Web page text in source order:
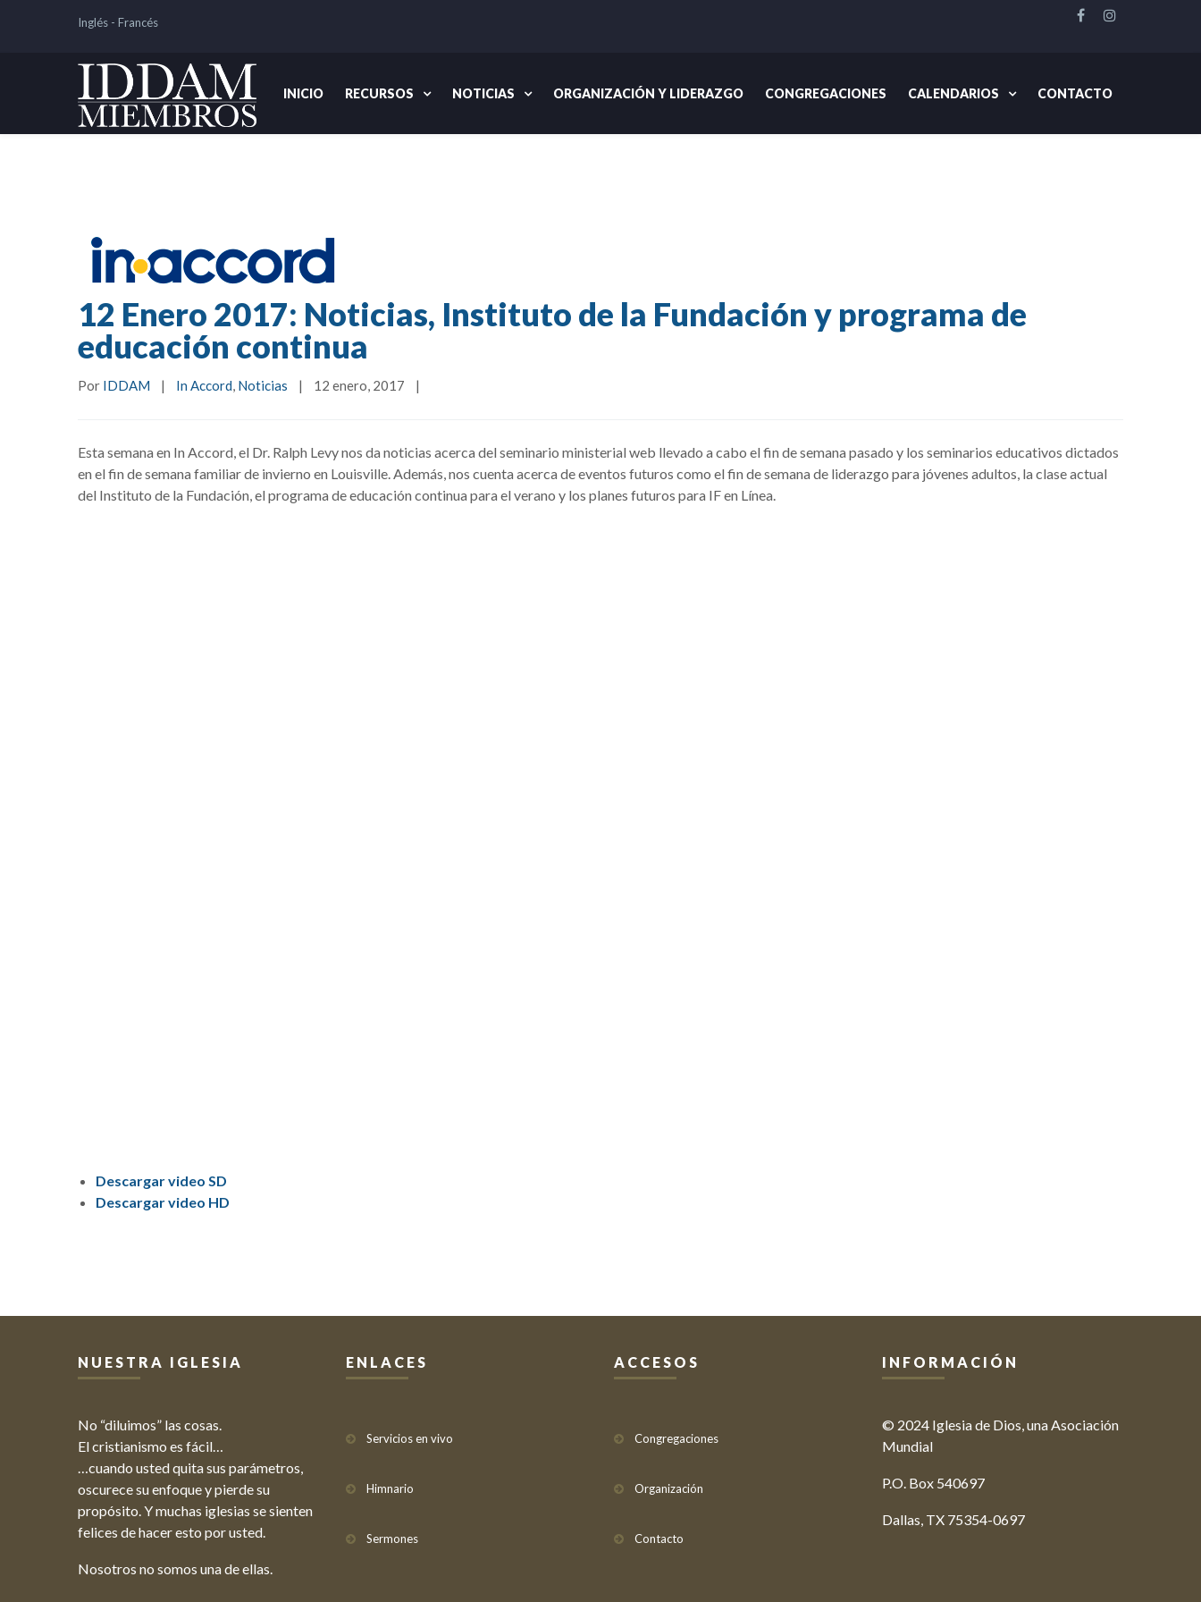
Inglés - Francés
INICIO RECURSOS NOTICIAS ORGANIZACIÓN Y LIDERAZGO CONGREGACIONES CALENDARIOS CONTACTO
Inicio Noticias In Accord 12 Enero 2017: Noticias, Instituto de la Fundación y programa de educación continua
12 Enero 2017: Noticias, Instituto de la Fundación y programa de
educación continua
Por IDDAM | In Accord, Noticias | 12 enero, 2017 |
Esta semana en In Accord, el Dr. Ralph Levy nos da noticias acerca del seminario ministerial web llevado a cabo el fin de semana pasado y los seminarios educativos dictados
en el fin de semana familiar de invierno en Louisville. Además, nos cuenta acerca de eventos futuros como el fin de semana de liderazgo para jóvenes adultos, la clase actual
del Instituto de la Fundación, el programa de educación continua para el verano y los planes futuros para IF en Línea.
Descargar video SD
Descargar video HD
NUESTRA IGLESIA
No “diluimos” las cosas.
El cristianismo es fácil…
…cuando usted quita sus parámetros,
oscurece su enfoque y pierde su
propósito. Y muchas iglesias se sienten
felices de hacer esto por usted.
Nosotros no somos una de ellas.
ENLACES
Servicios en vivo
Himnario
Sermones
ACCESOS
Congregaciones
Organización
Contacto
INFORMACIÓN
© 2024 Iglesia de Dios, una Asociación
Mundial
P.O. Box 540697
Dallas, TX 75354-0697